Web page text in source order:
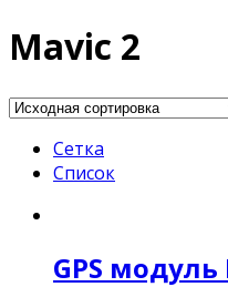
Mavic 2
Сетка
Список
GPS модуль